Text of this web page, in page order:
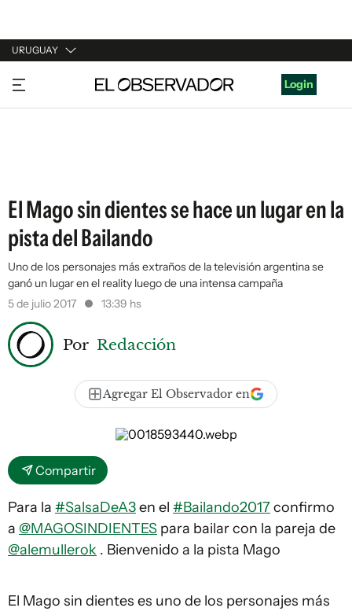
URUGUAY
URUGUAY
ARGENTINA
Login
El Mago sin dientes se hace un lugar en la
pista del Bailando
Uno de los personajes más extraños de la televisión argentina se
ganó un lugar en el reality luego de una intensa campaña
5 de julio 2017
13:39 hs
Por Redacción
Agregar El Observador en
Compartir
Para la #SalsaDeA3en el #Bailando2017confirmo
a @MAGOSINDIENTES para bailar con la pareja de
@alemullerok . Bienvenido a la pista Mago
El Mago sin dientes es uno de los personajes más